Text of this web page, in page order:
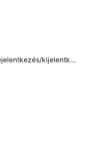
Expressz bejelentkezés/kijelentkezés